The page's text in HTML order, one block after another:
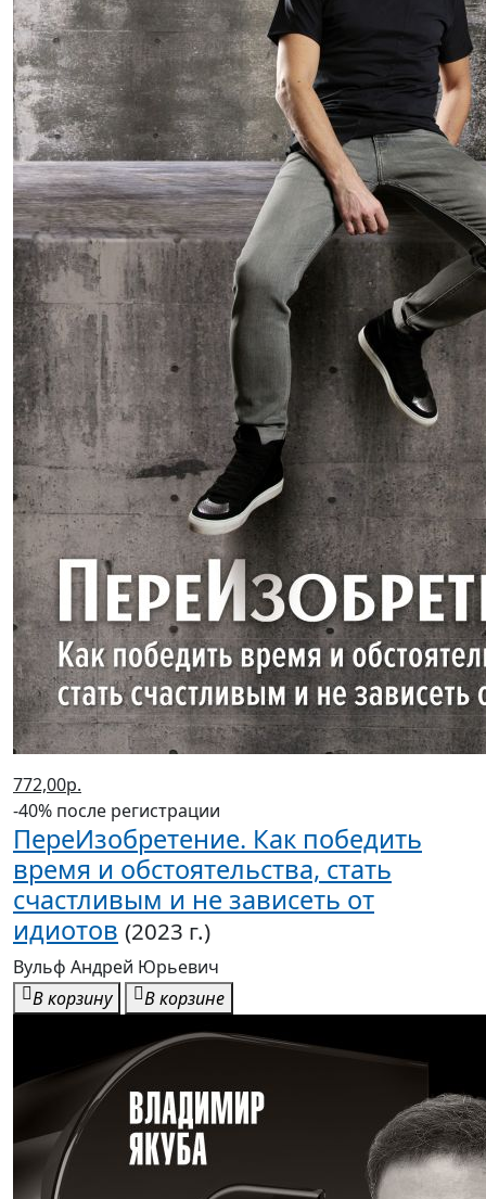
772,00р.
-40% после регистрации
ПереИзобретение. Как победить
время и обстоятельства, стать
счастливым и не зависеть от
идиотов (2023 г.)
Вульф Андрей Юрьевич
В корзину
В корзине